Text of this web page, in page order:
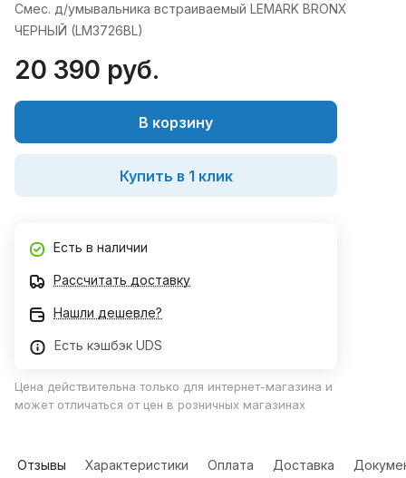
Смес. д/умывальника встраиваемый LEMARK BRONX
ЧЕРНЫЙ (LM3726BL)
20 390 руб.
В корзину
Купить в 1 клик
Есть в наличии
Рассчитать доставку
Нашли дешевле?
Есть кэшбэк UDS
Цена действительна только для интернет-магазина и
может отличаться от цен в розничных магазинах
Отзывы Характеристики Оплата Доставка